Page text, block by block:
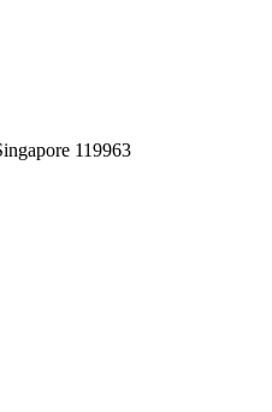
119963